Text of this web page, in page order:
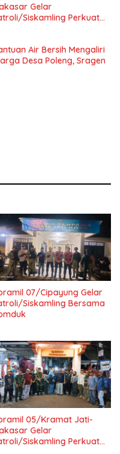
Gelar
Siskamling Perkuat
Air Bersih Mengaliri
Desa Poleng, Sragen
07/Cipayung Gelar
Siskamling Bersama
05/Kramat Jati-
Gelar
Siskamling Perkuat